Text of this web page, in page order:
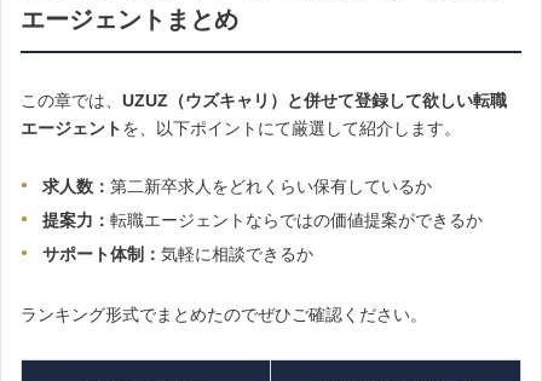
エージェントまとめ
この章では、 UZUZ（ウズキャリ）と併せて登録して欲しい転職
エージェントを、以下ポイントにて厳選して紹介します。
求人数： 第二新卒求人をどれくらい保有しているか
提案力： 転職エージェントならではの価値提案ができるか
サポート体制： 気軽に相談できるか
ランキング形式でまとめたのでぜひご確認ください。